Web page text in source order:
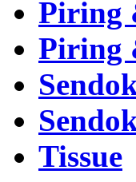
Piring
Piring
Tissue